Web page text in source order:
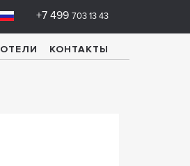
+7 499 703 13 43
ОТЕЛИ КОНТАКТЫ